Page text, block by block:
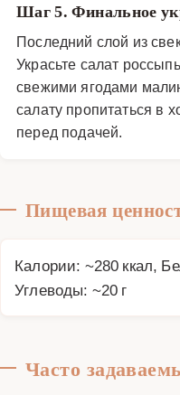
Шаг 5. Финальное
Последний слой из
Украсьте салат
свежими ягодами
салату пропитаться в
перед подачей.
Пищевая
Калории: ~280 ккал,
Углеводы: ~20 г
Часто